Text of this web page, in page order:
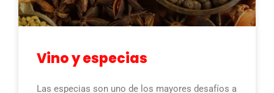
Vino y especias
Las especias son uno de los mayores desafíos a